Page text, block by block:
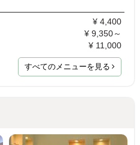
¥ 4,400
¥ 9,350～
¥ 11,000
すべてのメニューを見る